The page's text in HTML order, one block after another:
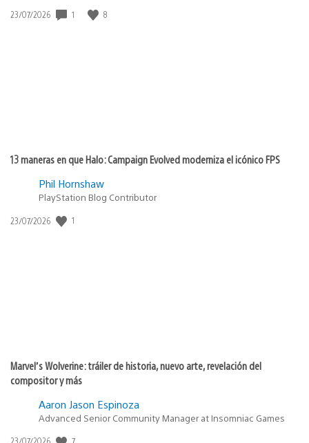
Fecha
23/07/2026 1 8
13 maneras en que Halo: Campaign Evolved moderniza el icónico FPS
Phil Hornshaw
PlayStation Blog Contributor
Fecha
23/07/2026 1
Marvel’s Wolverine: tráiler de historia, nuevo arte, revelación del
compositor y más
Aaron Jason Espinoza
Advanced Senior Community Manager at Insomniac Games
7